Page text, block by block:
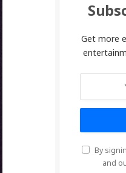
Get more
By
and